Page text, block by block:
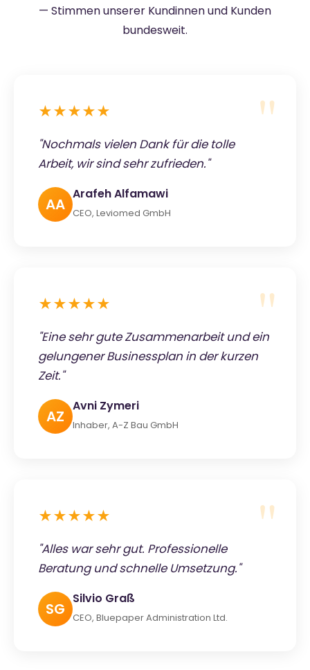
— Stimmen unserer Kundinnen und Kunden
bundesweit.
★★★★★
"Nochmals vielen Dank für die tolle
Arbeit, wir sind sehr zufrieden."
AA
Arafeh Alfamawi
CEO, Leviomed GmbH
★★★★★
"Eine sehr gute Zusammenarbeit und ein
gelungener Businessplan in der kurzen
Zeit."
AZ
Avni Zymeri
Inhaber, A-Z Bau GmbH
★★★★★
"Alles war sehr gut. Professionelle
Beratung und schnelle Umsetzung."
SG
Silvio Graß
CEO, Bluepaper Administration Ltd.